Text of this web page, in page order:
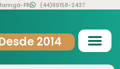
PR (44)99158-2437
2014